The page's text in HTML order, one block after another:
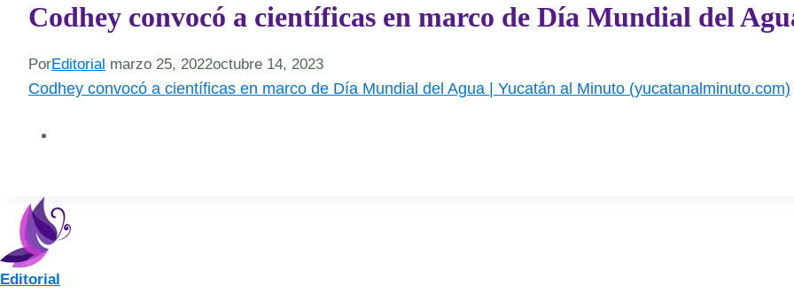
Codhey convocó a científicas en marco de Día Mundial del
PorEditorial marzo 25, 2022octubre 14, 2023
Codhey convocó a científicas en marco de Día Mundial del Agua | Yucatán al Minuto (yucatanalminuto.com)
Editorial